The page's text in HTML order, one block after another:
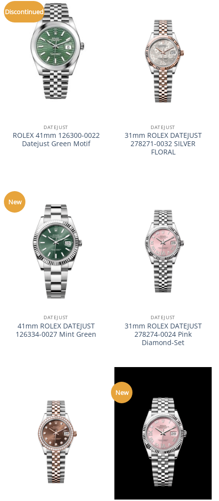
Discontinued
DATEJUST
ROLEX 41mm 126300-0022
Datejust Green Motif
DATEJUST
31mm ROLEX DATEJUST
278271-0032 SILVER
FLORAL
New
DATEJUST
41mm ROLEX DATEJUST
126334-0027 Mint Green
DATEJUST
31mm ROLEX DATEJUST
278274-0024 Pink
Diamond-Set
New